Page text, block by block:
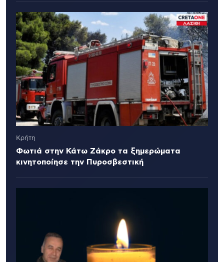
Κρήτη
Φωτιά στην Κάτω Ζάκρο τα ξημερώματα
κινητοποίησε την Πυροσβεστική